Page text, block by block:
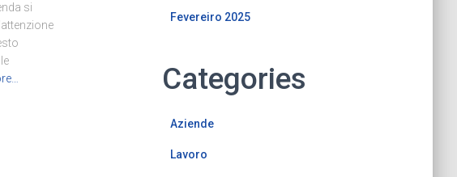
si
Fevereiro 2025
Categories
Aziende
Lavoro